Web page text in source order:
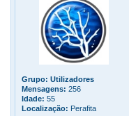
Grupo: Utilizadores
Mensagens: 256
Idade: 55
Localização: Perafita